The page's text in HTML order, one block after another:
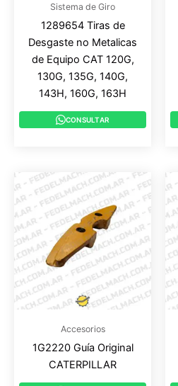
Sistema de Giro
1289654 Tiras de
Desgaste no Metalicas
de Equipo CAT 120G,
130G, 135G, 140G,
143H, 160G, 163H
CONSULTAR
Accesorios
1G2220 Guía Original
CATERPILLAR